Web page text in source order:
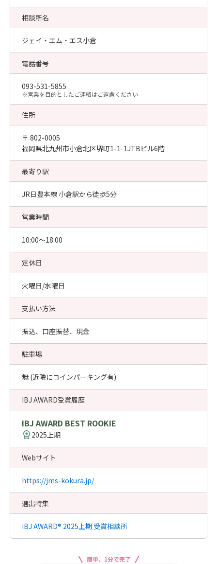
相談所名
ジェイ・エム・エス小倉
電話番号
093-531-5855
​※営業を目的としたご連絡はご遠慮ください
住所
〒 802-0005
福岡県北九州市小倉北区堺町1-1-1JTBビル6階
最寄り駅
JR日豊本線 小倉駅から徒歩5分
営業時間
10:00〜18:00
定休日
火曜日/水曜日
支払い方法
振込、口座振替、現金
駐車場
無 (近隣にコインパーキング有)
IBJ AWARD受賞履歴
IBJ AWARD BEST ROOKIE
2025上期
Webサイト
https://jms-kokura.jp/
選出特集
IBJ AWARD® 2025上期 受賞相談所
簡単、1分で完了